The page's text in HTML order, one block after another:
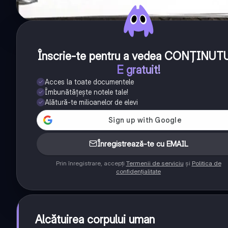
Înscrie-te pentru a vedea
E gratuit!
Acces la toate documentele
Îmbunătățește notele tale!
Alătură-te milioanelor de elevi
Înregistrează-te cu EMAIL
Prin înregistrare, accepți Termenii de serviciu și Politica de
confidențialitate
Alcătuirea corpului uman